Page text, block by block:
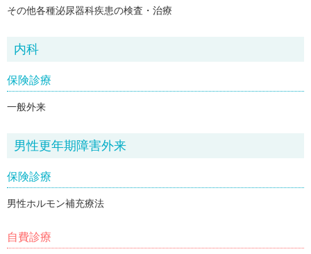
その他各種泌尿器科疾患の検査・治療
内科
保険診療
一般外来
男性更年期障害外来
保険診療
男性ホルモン補充療法
自費診療